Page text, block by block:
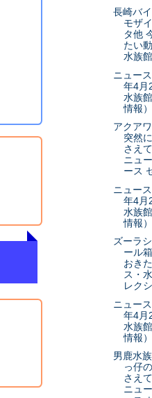
長崎バ
モザ
タ他
たい
水族
ニュー
年4月
水族
情報）
アクア
突然
さえ
ニュ
ース
ニュー
年4月
水族
情報）
ズーラ
ール
おき
ス・
レク
ニュー
年4月
水族
情報）
男鹿水
っ仔
さえ
ニュ